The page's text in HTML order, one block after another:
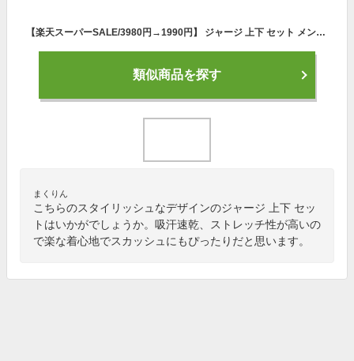
【楽天スーパーSALE/3980円→1990円】 ジャージ 上下 セット メンズ セットアップ (2094A03)【 吸汗速乾 ストレッチ 】 スポーツウェア ランニングウェア トレーニングウェア 上下組 上下セット 長袖 パーカー ジャージパンツ レディース 男女兼用 春 夏
類似商品を探す
まくりん
こちらのスタイリッシュなデザインのジャージ 上下 セッ
トはいかがでしょうか。吸汗速乾、ストレッチ性が高いの
で楽な着心地でスカッシュにもぴったりだと思います。